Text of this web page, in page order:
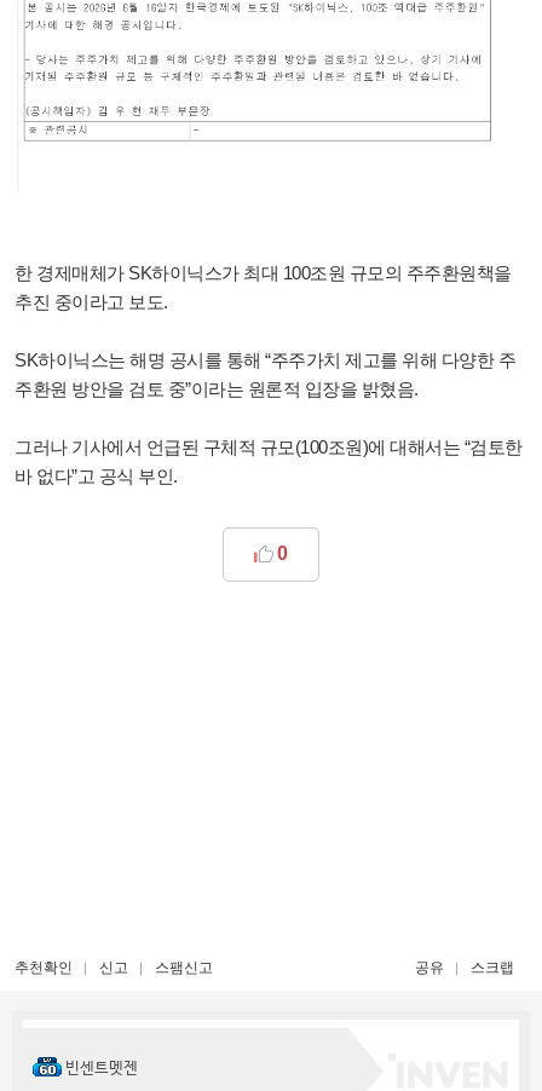
한 경제매체가 SK하이닉스가 최대 100조원 규모의 주주환원책을
추진 중이라고 보도.
SK하이닉스는 해명 공시를 통해 “주주가치 제고를 위해 다양한 주
주환원 방안을 검토 중”이라는 원론적 입장을 밝혔음.
그러나 기사에서 언급된 구체적 규모(100조원)에 대해서는 “검토한
바 없다”고 공식 부인.
0
추천확인 신고 스팸신고 공유 스크랩
빈센트멧젠